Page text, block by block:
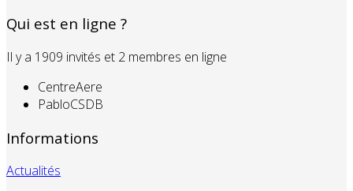
Qui est en ligne ?
Il y a 1909 invités et 2 membres en ligne
CentreAere
PabloCSDB
Informations
Actualités